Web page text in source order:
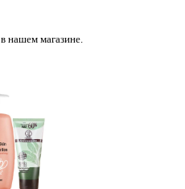
нашем магазине.